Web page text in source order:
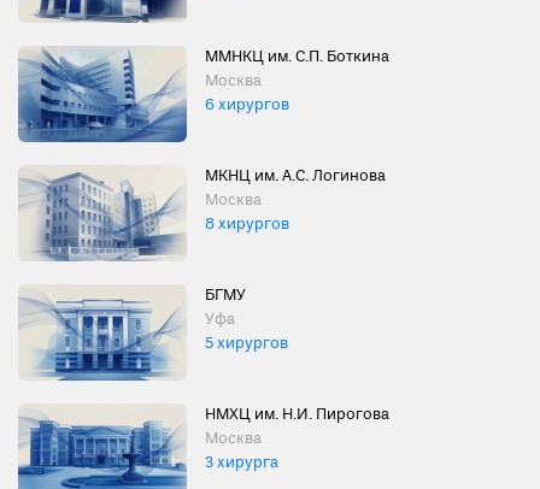
ММНКЦ им. С.П. Боткина
Москва
6 хирургов
МКНЦ им. А.С. Логинова
Москва
8 хирургов
БГМУ
Уфа
5 хирургов
НМХЦ им. Н.И. Пирогова
Москва
3 хирурга